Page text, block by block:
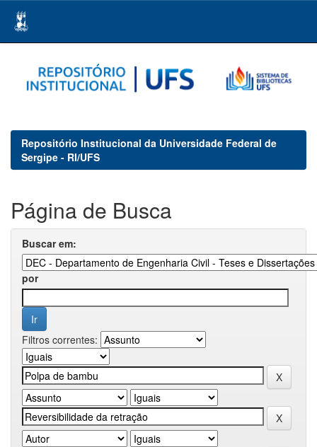
navigation
Repositório Institucional da Universidade Federal de
Sergipe - RI/UFS
Página de Busca
Buscar em:
por
Filtros correntes: